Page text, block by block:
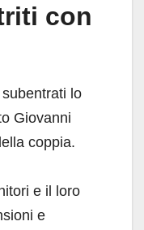
con
lo
Giovanni
coppia.
e il loro
e